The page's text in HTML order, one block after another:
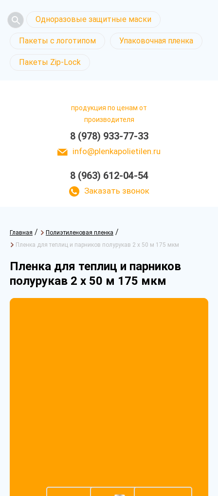
Одноразовые защитные маски
Пакеты с логотипом Упаковочная пленка
Пакеты Zip-Lock
продукция по ценам от
производителя
8 (978) 933-77-33
info@plenkapolietilen.ru
8 (963) 612-04-54
Заказать звонок
Главная / Полиэтиленовая пленка /
Пленка для теплиц и парников полурукав 2 х 50 м 175 мкм
Пленка для теплиц и парников
полурукав 2 х 50 м 175 мкм